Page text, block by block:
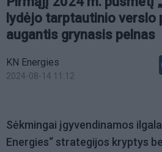
lydėjo tarptautinio verslo
augantis grynasis pelnas
KN Energies
2024-08-14 11:12
Sėkmingai įgyvendinamos
Energies“ strategijos kryptys